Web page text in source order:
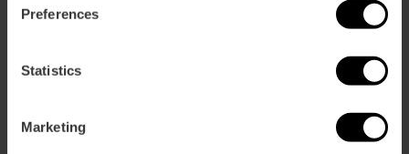
Preferences
Statistics
Marketing